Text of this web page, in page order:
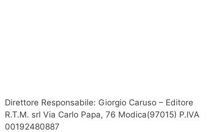
Direttore Responsabile: Giorgio Caruso – Editore
R.T.M. srl Via Carlo Papa, 76 Modica(97015) P.IVA
00192480887